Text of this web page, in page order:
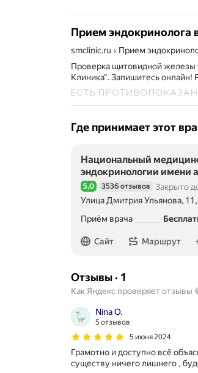
Прием эндокринолога
smclinic.ru › Прием эндокринолога
Проверка щитовидной железы
Клиника". Запишитесь онлайн!
Где принимает этот
Национальный
эндокринологии имени
Рейтинг 5,0 из 5
5,0 3536 отзывов
Закрыто
Улица Дмитрия Ульянова,
Приём врача
Сайт Маршрут
Номер телефона: +74955000090
Отзывы· 1
Как Яндекс проверяет отзывы
Nina O.
5 отзывов
5 июня 2024
Грамотно и доступно всё
существу ничего лишнего ,